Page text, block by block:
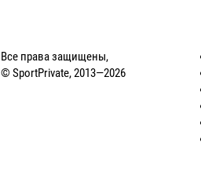
Все права защищены,
© SportPrivate, 2013—2026